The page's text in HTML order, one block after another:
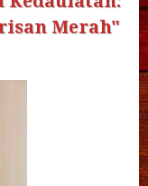
Merah"